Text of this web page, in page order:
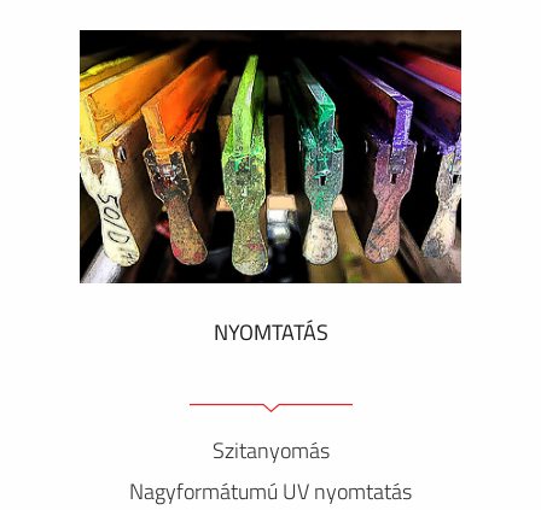
NYOMTATÁS
Szitanyomás
Nagyformátumú UV nyomtatás